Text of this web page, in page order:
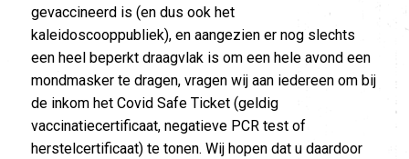
gevaccineerd is (en dus ook het
kaleidoscooppubliek), en aangezien er nog slechts
een heel beperkt draagvlak is om een hele avond een
mondmasker te dragen, vragen wij aan iedereen om bij
de inkom het Covid Safe Ticket (geldig
vaccinatiecertificaat, negatieve PCR test of
herstelcertificaat) te tonen. Wij hopen dat u daardoor